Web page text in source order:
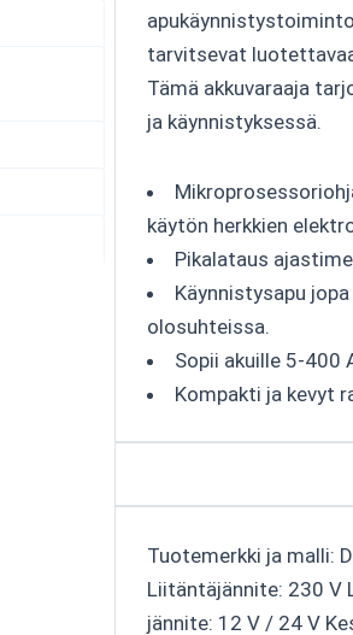
tarvitsevat
Tämä akkuvaraaja
ja käynnistyksessä.
käytön herkkien
Pikalataus
Käynnistysapu
olosuhteissa.
Sopii akuille 5-400
Kompakti ja kevyt
Tuotemerkki ja malli:
Liitäntäjännite: 230 V
jännite: 12 V / 24 V